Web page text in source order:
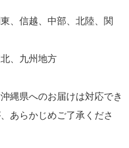
、信越、中部、北陸、関
、九州地方
縄県へのお届けは対応でき
あらかじめご了承くださ